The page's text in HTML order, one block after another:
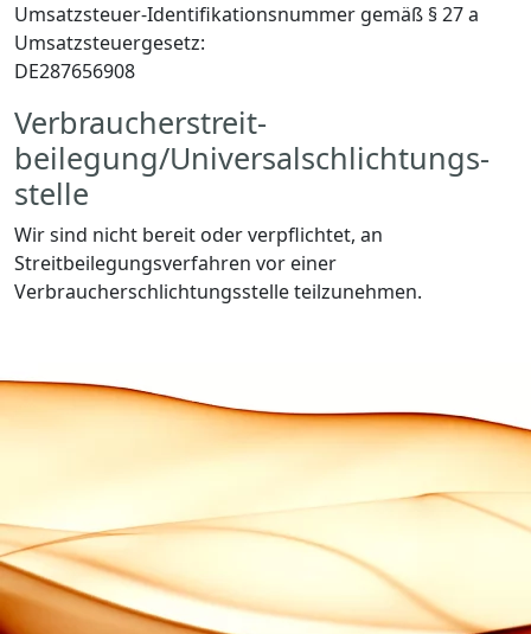
Umsatzsteuer-Identifikationsnummer gemäß § 27 a
Umsatzsteuergesetz:
DE287656908
Verbraucher­streit­
beilegung/Universal­schlichtungs­
stelle
Wir sind nicht bereit oder verpflichtet, an
Streitbeilegungsverfahren vor einer
Verbraucherschlichtungsstelle teilzunehmen.